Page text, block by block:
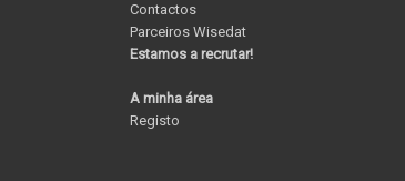
Contactos
Parceiros Wisedat
Estamos a recrutar!
A minha área
Registo